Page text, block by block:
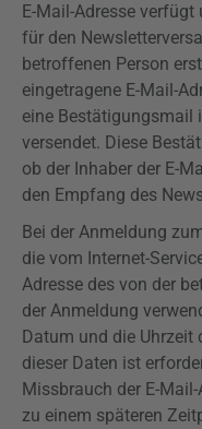
E-Mail-Adresse
für den
betroffenen Person
eingetragene E-Mail-
eine Bestätigungsmail
versendet. Diese
ob der Inhaber der E-
den Empfang des
Bei der Anmeldung
die vom Internet-
Adresse des von der
der Anmeldung
Datum und die Uhrzeit
dieser Daten ist
Missbrauch der E-
zu einem späteren